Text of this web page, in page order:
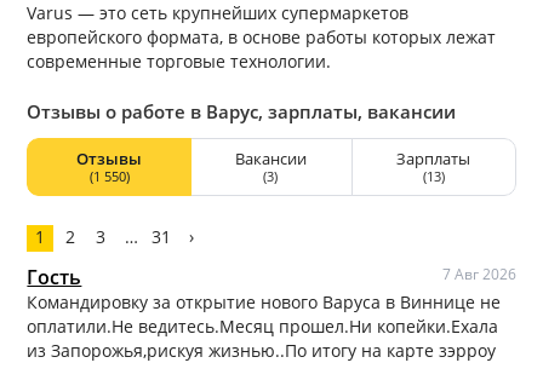
Varus — это сеть крупнейших супермаркетов
европейского формата, в основе работы которых лежат
современные торговые технологии.
Отзывы о работе в Варус, зарплаты, вакансии
Отзывы
(1 550)
Вакансии
(3)
Зарплаты
(13)
1 2 3 … 31 ›
Гость 7 Авг 2026
Командировку за открытие нового Варуса в Виннице не
оплатили.Не ведитесь.Месяц прошел.Ни копейки.Ехала
из Запорожья,рискуя жизнью..По итогу на карте зэрроу